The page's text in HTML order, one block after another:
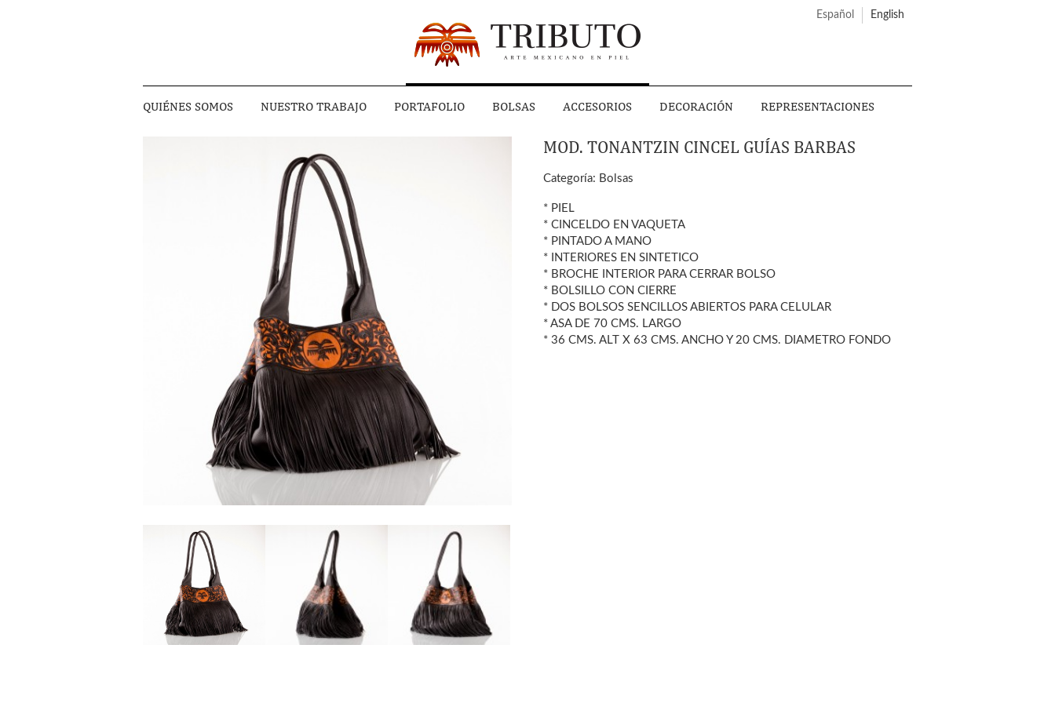
Español English
QUIÉNES SOMOS NUESTRO TRABAJO PORTAFOLIO BOLSAS ACCESORIOS DECORACIÓN REPRESENTACIONES
MOD. TONANTZIN CINCEL GUÍAS BARBAS
Categoría: Bolsas
* PIEL
* CINCELDO EN VAQUETA
* PINTADO A MANO
* INTERIORES EN SINTETICO
* BROCHE INTERIOR PARA CERRAR BOLSO
* BOLSILLO CON CIERRE
* DOS BOLSOS SENCILLOS ABIERTOS PARA CELULAR
* ASA DE 70 CMS. LARGO
* 36 CMS. ALT X 63 CMS. ANCHO Y 20 CMS. DIAMETRO FONDO